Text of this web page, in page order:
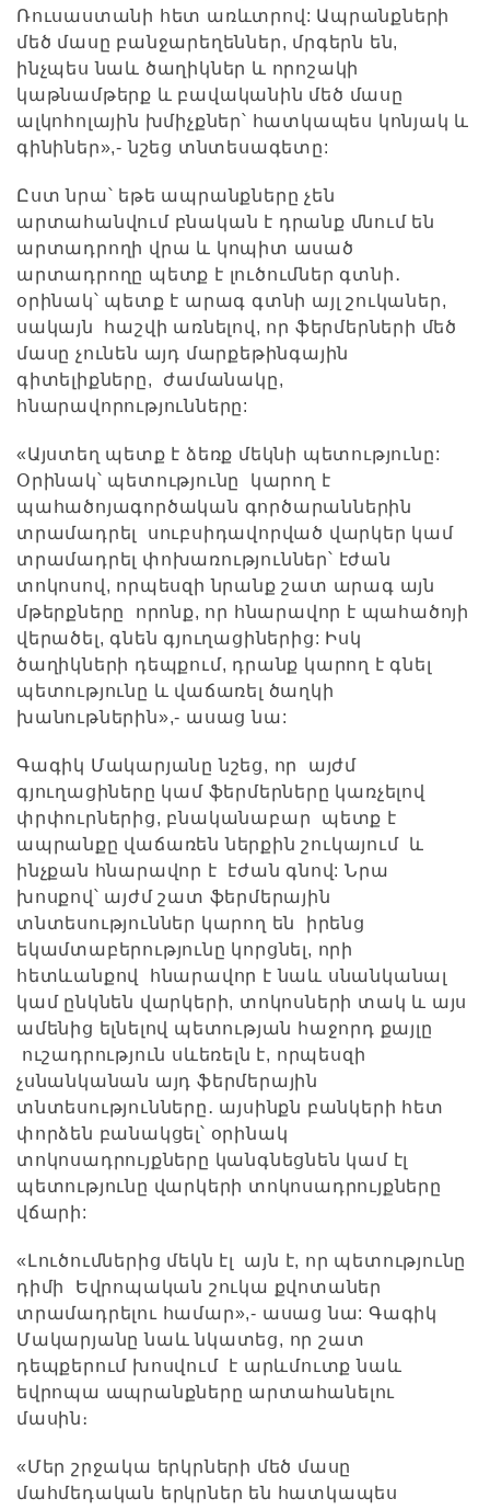
Ռուսաստանի հետ առևտրով: Ապրանքների
մեծ մասը բանջարեղեններ, մրգերն են,
ինչպես նաև ծաղիկներ և որոշակի
կաթնամթերք և բավականին մեծ մասը
ալկոհոլային խմիչքներ՝ հատկապես կոնյակ և
գինիներ»,- նշեց տնտեսագետը:
Ըստ նրա՝ եթե ապրանքները չեն
արտահանվում բնական է դրանք մնում են
արտադրողի վրա և կոպիտ ասած
արտադրողը պետք է լուծումներ գտնի․
օրինակ՝ պետք է արագ գտնի այլ շուկաներ,
սակայն հաշվի առնելով, որ ֆերմերների մեծ
մասը չունեն այդ մարքեթինգային
գիտելիքները, ժամանակը,
հնարավորությունները:
«Այստեղ պետք է ձեռք մեկնի պետությունը:
Օրինակ՝ պետությունը կարող է
պահածոյագործական գործարաններին
տրամադրել սուբսիդավորված վարկեր կամ
տրամադրել փոխառություններ՝ էժան
տոկոսով, որպեսզի նրանք շատ արագ այն
մթերքները որոնք, որ հնարավոր է պահածոյի
վերածել, գնեն գյուղացիներից: Իսկ
ծաղիկների դեպքում, դրանք կարող է գնել
պետությունը և վաճառել ծաղկի
խանութներին»,- ասաց նա:
Գագիկ Մակարյանը նշեց, որ այժմ
գյուղացիները կամ ֆերմերները կառչելով
փրփուրներից, բնականաբար պետք է
ապրանքը վաճառեն ներքին շուկայում և
ինչքան հնարավոր է էժան գնով: Նրա
խոսքով՝ այժմ շատ ֆերմերային
տնտեսություններ կարող են իրենց
եկամտաբերությունը կորցնել, որի
հետևանքով հնարավոր է նաև սնանկանալ
կամ ընկնեն վարկերի, տոկոսների տակ և այս
ամենից ելնելով պետության հաջորդ քայլը
ուշադրություն սևեռելն է, որպեսզի
չսնանկանան այդ ֆերմերային
տնտեսությունները․ այսինքն բանկերի հետ
փորձեն բանակցել՝ օրինակ
տոկոսադրույքները կանգնեցնեն կամ էլ
պետությունը վարկերի տոկոսադրույքները
վճարի:
«Լուծումներից մեկն էլ այն է, որ պետությունը
դիմի Եվրոպական շուկա քվոտաներ
տրամադրելու համար»,- ասաց նա: Գագիկ
Մակարյանը նաև նկատեց, որ շատ
դեպքերում խոսվում է արևմուտք նաև
եվրոպա ապրանքները արտահանելու
մասին։
«Մեր շրջակա երկրների մեծ մասը
մահմեդական երկրներ են հատկապես